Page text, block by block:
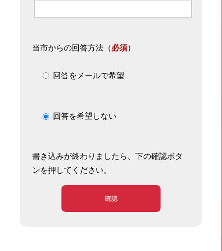
当市からの回答方法 （必須）
回答をメールで希望
回答を希望しない
書き込みが終わりましたら、下の確認ボタ
ンを押してください。
確認